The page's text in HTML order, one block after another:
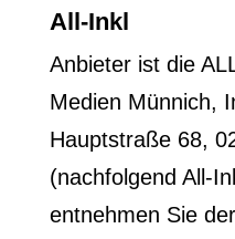
All-Inkl
Anbieter ist die
Medien Münnich,
Hauptstraße 68,
(nachfolgend All-
entnehmen Sie der